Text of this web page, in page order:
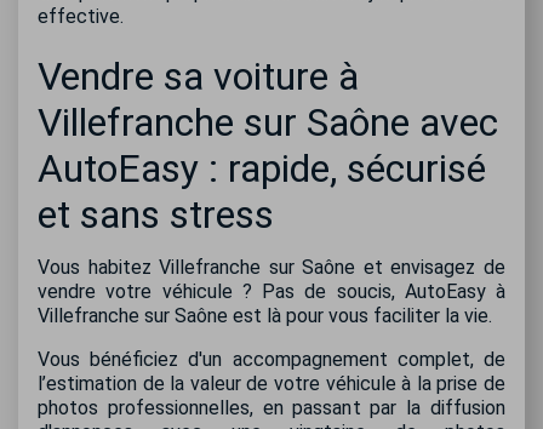
effective.
Vendre sa voiture à
Villefranche sur Saône avec
AutoEasy : rapide, sécurisé
et sans stress
Vous habitez Villefranche sur Saône et envisagez de
vendre votre véhicule ? Pas de soucis, AutoEasy à
Villefranche sur Saône est là pour vous faciliter la vie.
Vous bénéficiez d'un accompagnement complet, de
l’estimation de la valeur de votre véhicule à la prise de
photos professionnelles, en passant par la diffusion